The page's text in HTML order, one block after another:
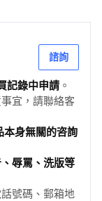
諮詢
記錄中申請 。
宜，請聯絡客
本身無關的咨詢
辱罵、洗版等
號碼、郵箱地